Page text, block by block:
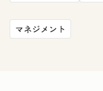
マネジメント